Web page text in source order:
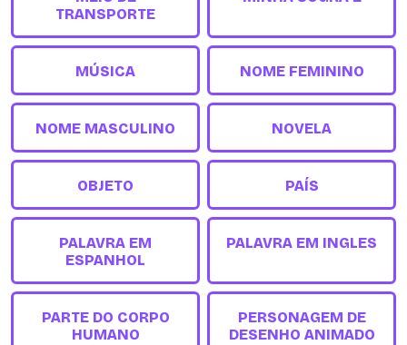
TRANSPORTE
MÚSICA NOME FEMININO
NOME MASCULINO NOVELA
OBJETO PAÍS
PALAVRA EM
ESPANHOL
PALAVRA EM INGLES
PARTE DO CORPO
HUMANO
PERSONAGEM DE
DESENHO ANIMADO